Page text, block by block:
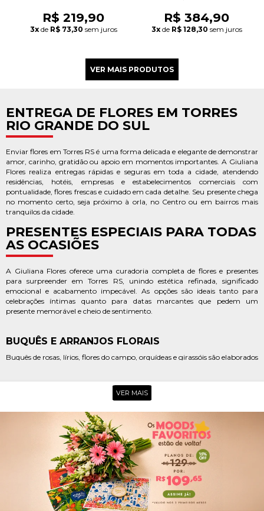
R$ 219,90
3x de R$ 73,30 sem juros
R$ 384,90
3x de R$ 128,30 sem juros
ENTREGA DE FLORES EM TORRES
RIO GRANDE DO SUL
Enviar flores em Torres RS é uma forma delicada e elegante de demonstrar
amor, carinho, gratidão ou apoio em momentos importantes. A Giuliana
Flores realiza entregas rápidas e seguras em toda a cidade, atendendo
residências, hotéis, empresas e estabelecimentos comerciais com
pontualidade, flores frescas e cuidado em cada detalhe. Seu presente chega
no momento certo, seja próximo à orla, no Centro ou em bairros mais
tranquilos da cidade.
PRESENTES ESPECIAIS PARA TODAS
AS OCASIÕES
A Giuliana Flores oferece uma curadoria completa de flores e presentes
para surpreender em Torres RS, unindo estética refinada, significado
emocional e acabamento impecável. As opções são ideais tanto para
celebrações íntimas quanto para datas marcantes que pedem um
presente memorável e cheio de sentimento.
BUQUÊS E ARRANJOS FLORAIS
Buquês de rosas, lírios, flores do campo, orquídeas e girassóis são elaborados
desculpas, declarações de amor, homenagens e momentos especiais à
CESTAS E KITS COMEMORATIVOS
Cestas com chocolates, vinhos, espumantes, pelúcias e itens especiais
complementam o presente com charme e sofisticação. Uma opção
acolhedora para surpreender em Torres, cidade que combina natureza,
romance e experiências inesquecíveis.
POR QUE ESCOLHER A GIULIANA
FLORES EM TORRES RS
VER MAIS